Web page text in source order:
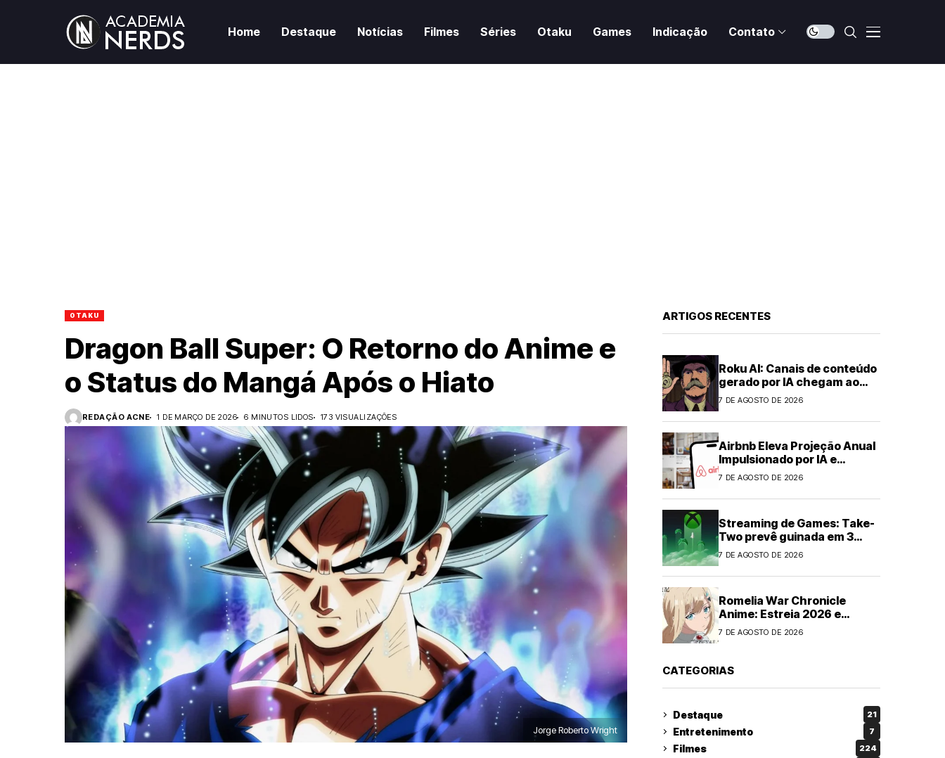
Home Destaque Notícias Filmes Séries Otaku Games Indicação Contato
OTAKU
Dragon Ball Super: O Retorno do Anime e
o Status do Mangá Após o Hiato
REDAÇÃO ACNE 1 DE MARÇO DE 2026 6 MINUTOS LIDOS 173 VISUALIZAÇÕES
Jorge Roberto Wright
ARTIGOS RECENTES
Roku AI: Canais de conteúdo
gerado por IA chegam ao
streaming
7 DE AGOSTO DE 2026
Airbnb Eleva Projeção Anual
Impulsionado por IA e
Demanda Forte
7 DE AGOSTO DE 2026
Streaming de Games: Take-
Two prevê guinada em 3
anos
7 DE AGOSTO DE 2026
Romelia War Chronicle
Anime: Estreia 2026 e
Elenco Anunciados
7 DE AGOSTO DE 2026
CATEGORIAS
Destaque 21
Entretenimento 7
Filmes 224